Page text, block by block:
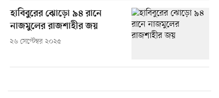
হাবিবুরের ঝোড়ো ৯৪ রানে
নাজমুলের রাজশাহীর জয়
২৬ সেপ্টেম্বর ২০২৫